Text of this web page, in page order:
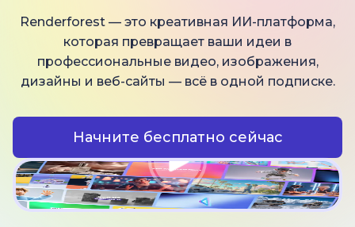
Renderforest — это креативная ИИ-платформа,
которая превращает ваши идеи в
профессиональные видео, изображения,
дизайны и веб-сайты — всё в одной подписке.
Начните бесплатно сейчас